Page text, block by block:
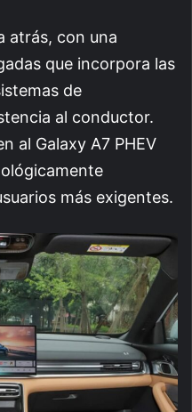
atrás, con una
que incorpora las
de
al conductor.
al Galaxy A7 PHEV
más exigentes.